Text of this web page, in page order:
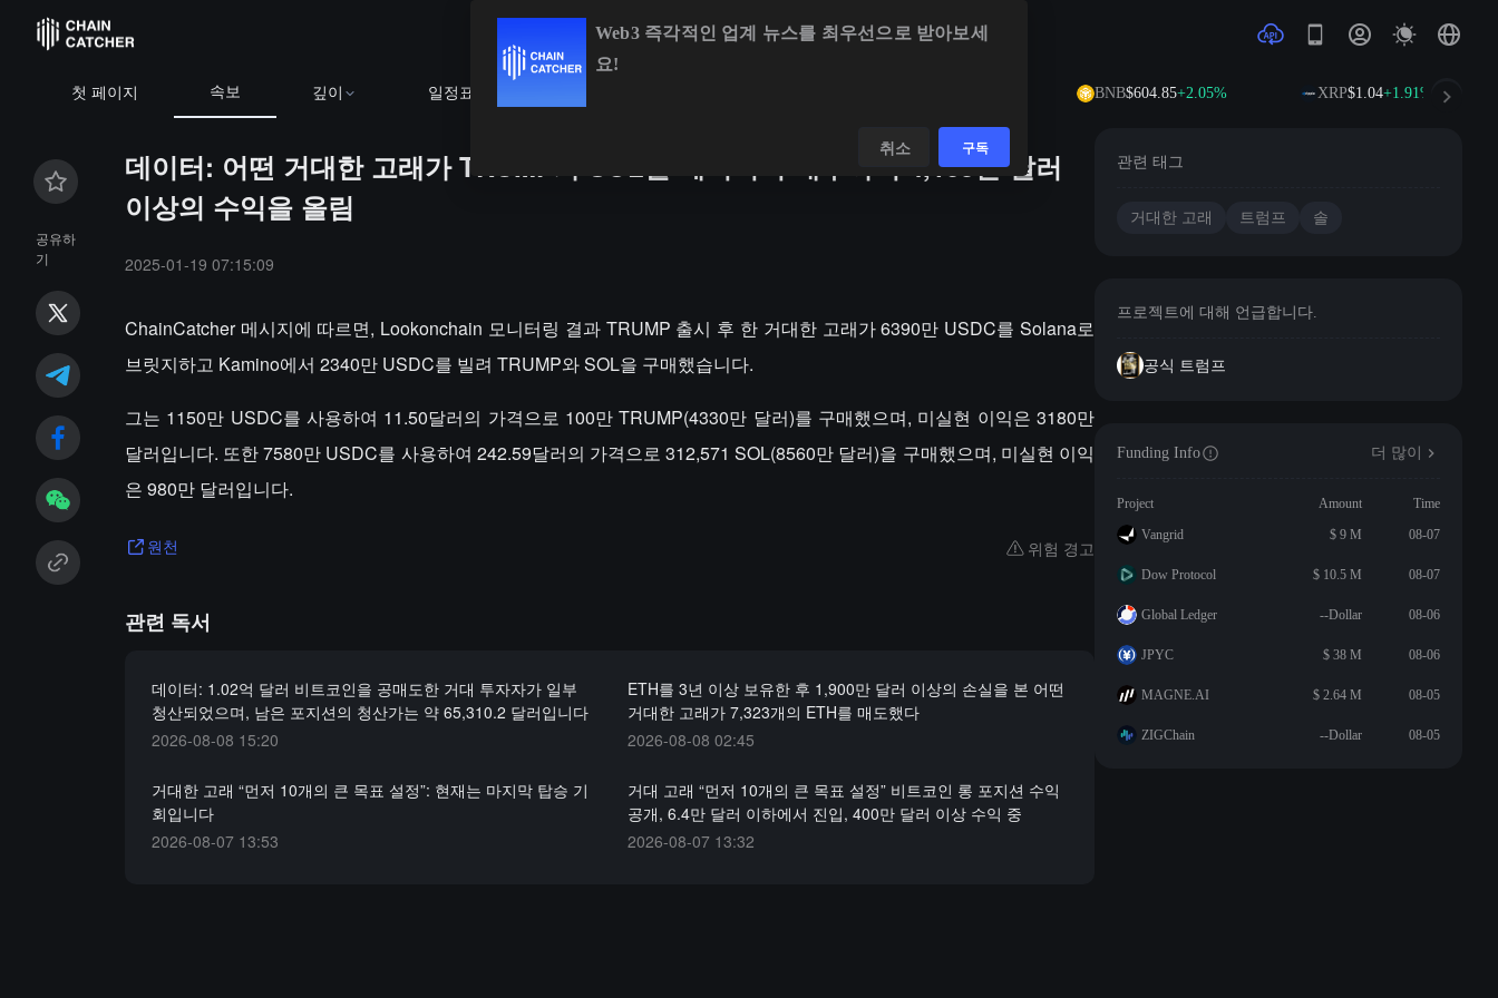
첫 페이지 속보 깊이 일정표 BNB$604.85+2.05% XRP$1.04+1.91%
공유하
기
데이터: 어떤 거대한 고래가 TRUMP와 SOL을 레버리지 매수하여 4,160만 달러
이상의 수익을 올림
2025-01-19 07:15:09
ChainCatcher 메시지에 따르면, Lookonchain 모니터링 결과 TRUMP 출시 후 한 거대한 고래가 6390만 USDC를 Solana로
브릿지하고 Kamino에서 2340만 USDC를 빌려 TRUMP와 SOL을 구매했습니다.
그는 1150만 USDC를 사용하여 11.50달러의 가격으로 100만 TRUMP(4330만 달러)를 구매했으며, 미실현 이익은 3180만
달러입니다. 또한 7580만 USDC를 사용하여 242.59달러의 가격으로 312,571 SOL(8560만 달러)을 구매했으며, 미실현 이익
은 980만 달러입니다.
원천 위험 경고
관련 독서
데이터: 1.02억 달러 비트코인을 공매도한 거대 투자자가 일부
청산되었으며, 남은 포지션의 청산가는 약 65,310.2 달러입니다
2026-08-08 15:20
ETH를 3년 이상 보유한 후 1,900만 달러 이상의 손실을 본 어떤
거대한 고래가 7,323개의 ETH를 매도했다
2026-08-08 02:45
거대한 고래 “먼저 10개의 큰 목표 설정”: 현재는 마지막 탑승 기
회입니다
2026-08-07 13:53
거대 고래 “먼저 10개의 큰 목표 설정” 비트코인 롱 포지션 수익
공개, 6.4만 달러 이하에서 진입, 400만 달러 이상 수익 중
2026-08-07 13:32
관련 태그
거대한 고래 트럼프 솔
프로젝트에 대해 언급합니다.
공식 트럼프
Funding Info 더 많이
Project Amount
Time
Vangrid
$ 9 M 08-07
Dow Protocol $ 10.5 M 08-07
Global Ledger --Dollar 08-06
JPYC $ 38 M 08-06
MAGNE.AI $ 2.64 M 08-05
ZIGChain --Dollar 08-05
Web3 즉각적인 업계 뉴스를 최우선으로 받아보세
요!
취소 구독